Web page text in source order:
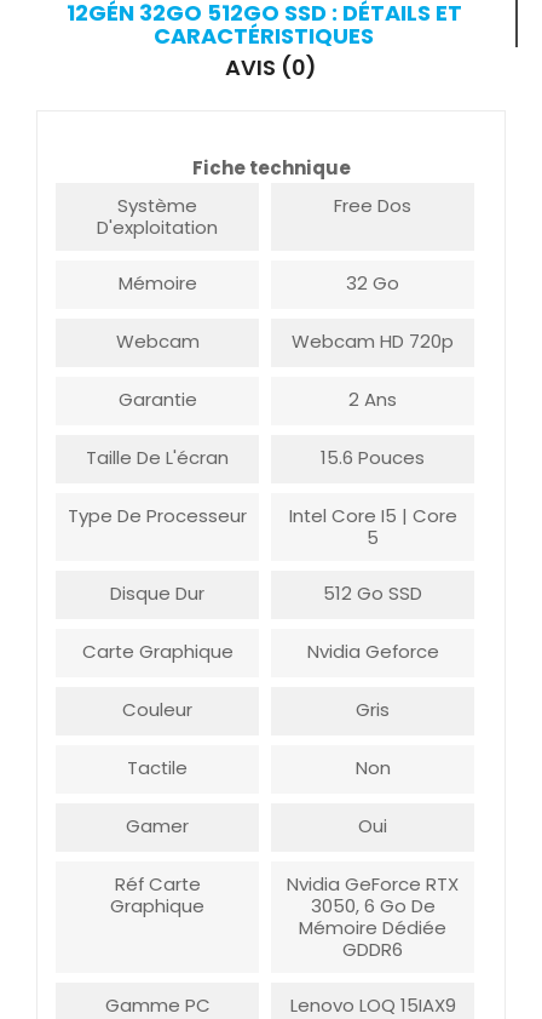
12GÉN 32GO 512GO SSD : DÉTAILS ET
CARACTÉRISTIQUES
AVIS (0)
Fiche technique
Système
D'exploitation
Free Dos
Mémoire 32 Go
Webcam Webcam HD 720p
Garantie 2 Ans
Taille De L'écran 15.6 Pouces
Type De Processeur
Intel Core I5 | Core
5
Disque Dur 512 Go SSD
Carte Graphique Nvidia Geforce
Couleur Gris
Tactile Non
Gamer Oui
Réf Carte
Graphique
Nvidia GeForce RTX
3050, 6 Go De
Mémoire Dédiée
GDDR6
Gamme PC Lenovo LOQ 15IAX9